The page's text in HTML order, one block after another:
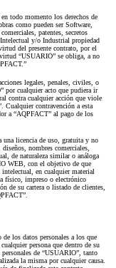
todo momento los derechos de
como pueden ser Software,
patentes, secretos
y/o Industrial propiedad
del presente contrato, por el
“USUARIO” se obliga, a no
legales, penales, civiles, o
por cualquier acto que pudiera ir
contra cualquier acción que viole
Cualquier contravención a esta
a “AQPFACT” al pago de los
una licencia de uso, gratuita y no
nombres comerciales,
de naturaleza similar o análoga
WEB, con el objetivo de que
intelectual, en cualquier material
físico, impreso o electrónico
de su cartera o listado de clientes,
de los datos personales a los que
persona que dentro de su
de “USUARIO”, tanto
la misma por cualquier causa.